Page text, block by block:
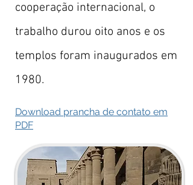
cooperação internacional, o
trabalho durou oito anos e os
templos foram inaugurados em
1980.
Download prancha de contato em
PDF